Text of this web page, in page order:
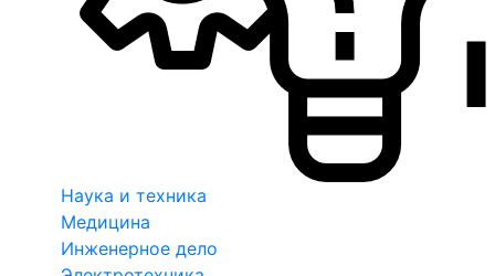
Наука и техника
Медицина
Инженерное дело